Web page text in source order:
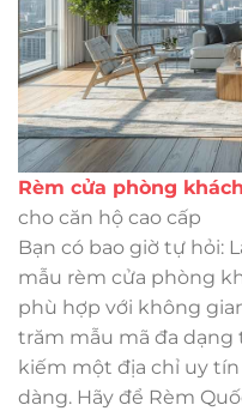
Rèm cửa phòng
cho căn hộ cao cấp
Bạn có bao giờ tự hỏi:
mẫu rèm cửa phòng
phù hợp với không
trăm mẫu mã đa
kiếm một địa chỉ uy tín
dàng. Hãy để Rèm